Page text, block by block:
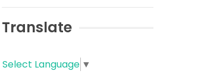
Translate
Select Language ▼